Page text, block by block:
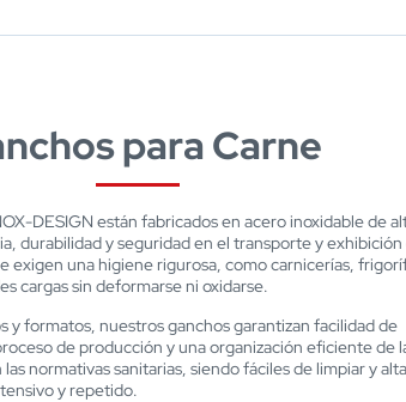
para Carne
DESIGN están fabricados en acero inoxidable de
durabilidad y seguridad en el transporte y
exigen una higiene rigurosa, como carnicerías,
cargas sin deformarse ni oxidarse.
y formatos, nuestros ganchos garantizan facilidad de
de producción y una organización eficiente de
normativas sanitarias, siendo fáciles de limpiar y
y repetido.